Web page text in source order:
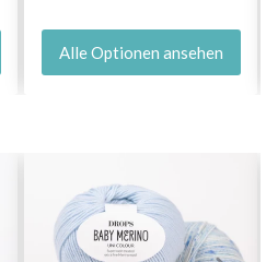
Alle Optionen ansehen